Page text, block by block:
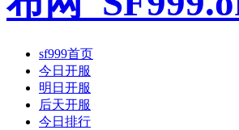
sf999首页
今日开服
明日开服
后天开服
今日排行